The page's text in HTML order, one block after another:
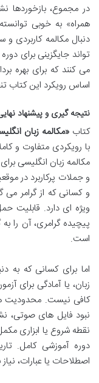
در مجموع، بازخوردها
همراه» به خوبی
دنبال مکالمه کاربردی و
تواند جایگزینی برای
می کنند که برای بهره
اساس رویکرد این کتاب
نتیجه گیری و پیشنهاد
کتاب«مکالمه زبان
با رویکردی متفاوت و
مکالمه زبان انگلیسی
و جملات پرکاربرد در
و کسانی که از گرامر می
ویژه ای دارد. قابلیت
پیچیده گرامری، آن را
است.
اما برای کسانی که به
زبان، یا آمادگی برای
کافی نیست. محدودیت
نبود فایل های صوتی،
نقطه شروع یا ابزاری
دوره آموزشی کامل.
اصطلاحات یا عبارات،